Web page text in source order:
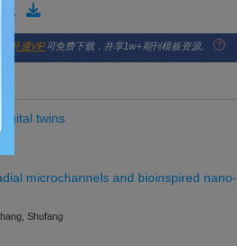
开通VIP 可免费下载，并享1w+期刊模板资源。
twins
microchannels and bioinspired nano-
Shufang